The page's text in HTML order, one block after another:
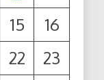
15
16
22
23